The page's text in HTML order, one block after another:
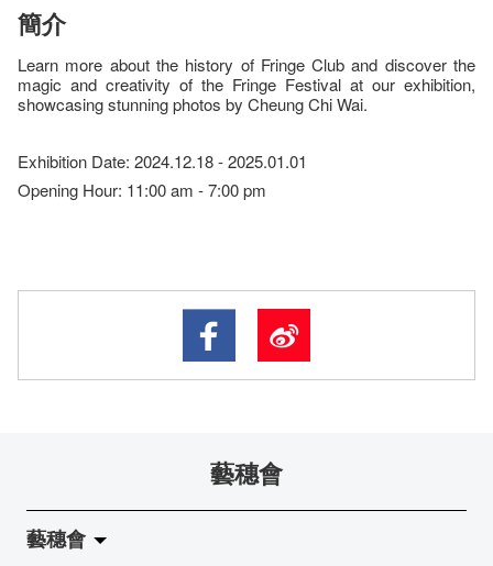
簡介
Learn more about the history of Fringe Club and discover the
magic and creativity of the Fringe Festival at our exhibition,
showcasing stunning photos by Cheung Chi Wai.
Exhibition Date: 2024.12.18 - 2025.01.01
Opening Hour: 11:00 am - 7:00 pm
藝穗會
藝穗會